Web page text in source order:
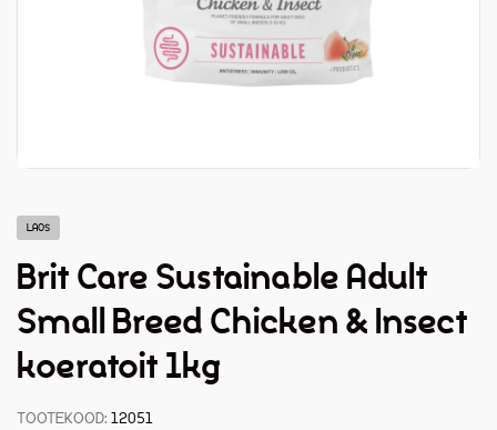
LAOS
Brit Care Sustainable Adult
Small Breed Chicken & Insect
koeratoit 1kg
TOOTEKOOD: 12051